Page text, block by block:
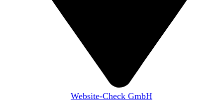
Website-Check GmbH